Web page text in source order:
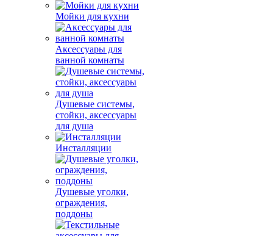
Мойки для кухни
Аксессуары для
ванной комнаты
Душевые системы,
стойки, аксессуары
для душа
Инсталляции
Душевые уголки,
ограждения,
поддоны